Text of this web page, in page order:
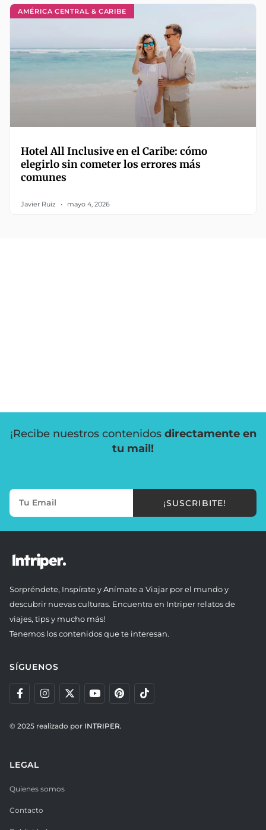
AMÉRICA CENTRAL & CARIBE
Hotel All Inclusive en el Caribe: cómo
elegirlo sin cometer los errores más
comunes
Javier Ruiz mayo 4, 2026
¡Recibe nuestros contenidos directamente en
tu mail!
¡SUSCRIBITE!
Sorpréndete, Inspírate y Anímate a Viajar por el mundo y
descubrir nuevas culturas. Encuentra en Intriper relatos de
viajes, tips y mucho más!
Tenemos los contenidos que te interesan.
SÍGUENOS
© 2025 realizado por INTRIPER.
LEGAL
Quienes somos
Contacto